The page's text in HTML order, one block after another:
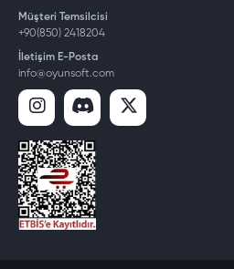
Müşteri Temsilcisi
+90(850) 2418204
İletişim E-Posta
info@oyunsoft.com